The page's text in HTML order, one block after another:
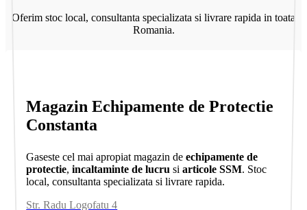
Oferim stoc local, consultanta specializata si livrare rapida in toata
Romania.
Magazin Echipamente de Protectie
Constanta
Gaseste cel mai apropiat magazin deechipamente de
protectie,incaltaminte de lucru siarticole SSM. Stoc
local, consultanta specializata si livrare rapida.
Str. Radu Logofatu 4